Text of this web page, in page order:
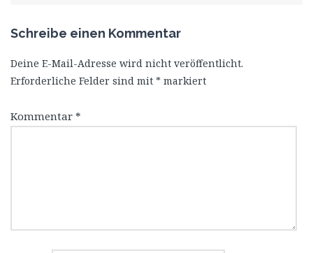
Schreibe einen Kommentar
Deine E-Mail-Adresse wird nicht veröffentlicht.
Erforderliche Felder sind mit * markiert
Kommentar *